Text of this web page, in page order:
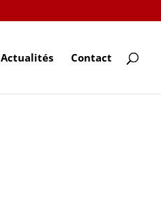
Actualités Contact